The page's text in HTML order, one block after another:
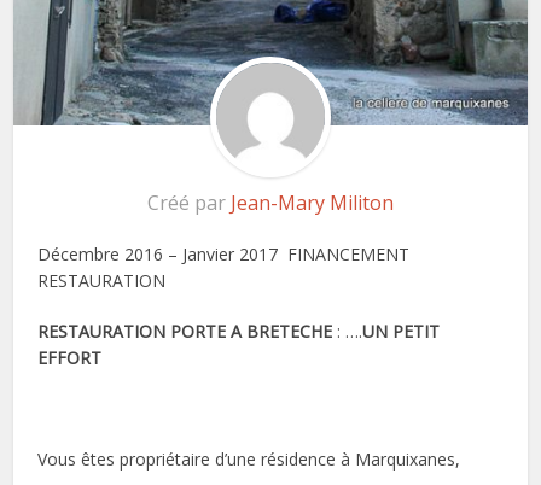
Créé par Jean-Mary Militon
Décembre 2016 – Janvier 2017 FINANCEMENT
RESTAURATION
RESTAURATION PORTE A BRETECHE : ….UN PETIT
EFFORT
Vous êtes propriétaire d’une résidence à Marquixanes,